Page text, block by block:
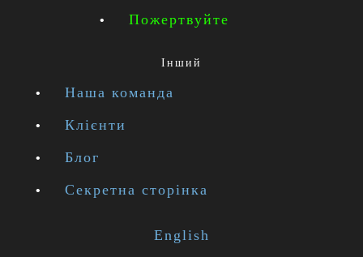
Пожертвуйте
Інший
Наша команда
Клієнти
Блог
Секретна сторінка
English